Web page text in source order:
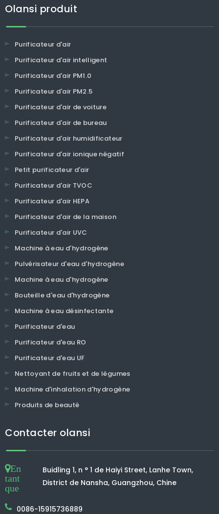
Olansi produit
Purificateur d'air
Purificateur d'air intelligent
Purificateur d'air PM1.0
Purificateur d'air PM2.5
Purificateur d'air de voiture
Purificateur d'air de bureau
Purificateur d'air humidificateur
Purificateur d'air ionique négatif
Petit purificateur d'air
Purificateur d'air TVOC
Purificateur d'air HEPA
Purificateur d'air de la maison
Purificateur d'air UVC
Machine à eau d'hydrogène
Pulvérisateur d'eau d'hydrogène
Machine à eau d'hydrogène
Bouteille d'eau d'hydrogène
Machine à eau désinfectante
Purificateur d'eau
Purificateur d'eau RO
Purificateur d'eau UF
Nettoyant de fruits et de légumes
Machine d'inhalation d'hydrogène
Produits de beauté
Contacter olansi
En
tant
que
Buidling 1, n ° 1 de Haiyi Street, Lanhe Town,
District de Nansha, Guangzhou, Chine
0086-15915736889